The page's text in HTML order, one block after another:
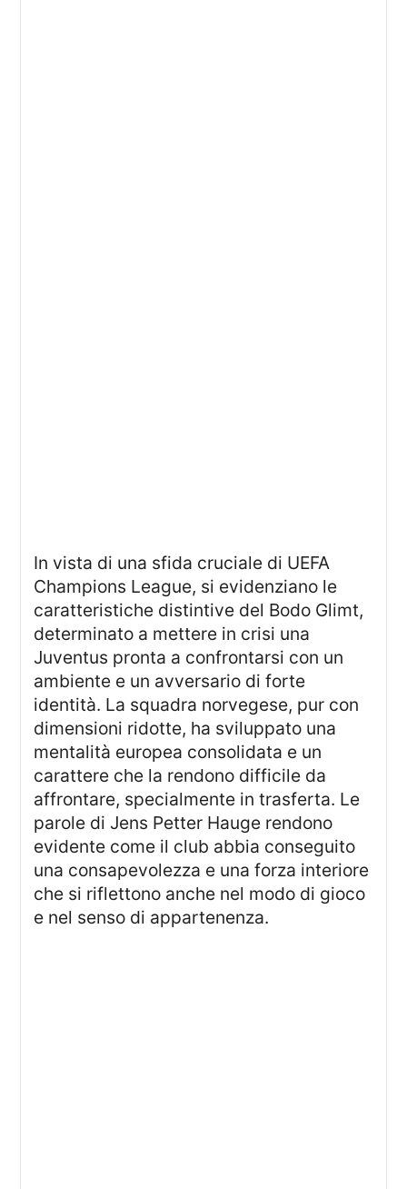
In vista di una sfida cruciale di UEFA
Champions League, si evidenziano le
caratteristiche distintive del Bodo Glimt,
determinato a mettere in crisi una
Juventus pronta a confrontarsi con un
ambiente e un avversario di forte
identità. La squadra norvegese, pur con
dimensioni ridotte, ha sviluppato una
mentalità europea consolidata e un
carattere che la rendono difficile da
affrontare, specialmente in trasferta. Le
parole di Jens Petter Hauge rendono
evidente come il club abbia conseguito
una consapevolezza e una forza interiore
che si riflettono anche nel modo di gioco
e nel senso di appartenenza.